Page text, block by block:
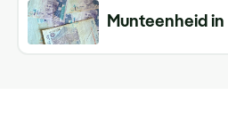
Munteenheid